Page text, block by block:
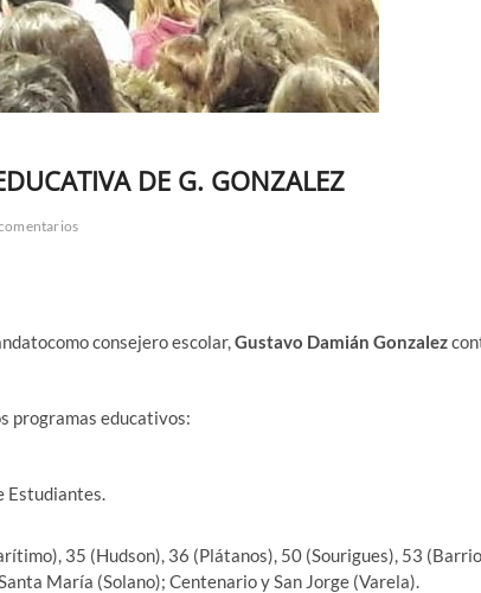
DE G. GONZALEZ
consejero escolar,Gustavo Damián Gonzalez
programas educativos:
Estudiantes.
35 (Hudson), 36 (Plátanos), 50 (Sourigues), 53
María (Solano); Centenario y San Jorge (Varela).